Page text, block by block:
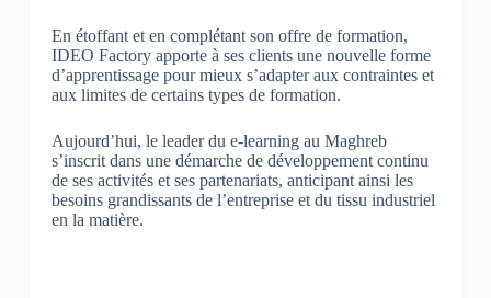
En étoffant et en complétant son offre de formation,
IDEO Factory apporte à ses clients une nouvelle forme
d’apprentissage pour mieux s’adapter aux contraintes et
aux limites de certains types de formation.
Aujourd’hui, le leader du e-learning au Maghreb
s’inscrit dans une démarche de développement continu
de ses activités et ses partenariats, anticipant ainsi les
besoins grandissants de l’entreprise et du tissu industriel
en la matière.